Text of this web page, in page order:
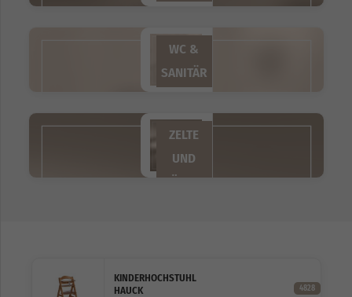
WC &
SANITÄR
ZELTE
UND
HÜTTEN
KINDERHOCHSTUHL
HAUCK
4828